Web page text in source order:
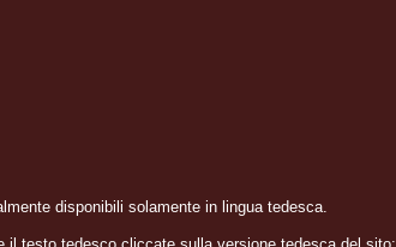
disponibili solamente in lingua tedesca.